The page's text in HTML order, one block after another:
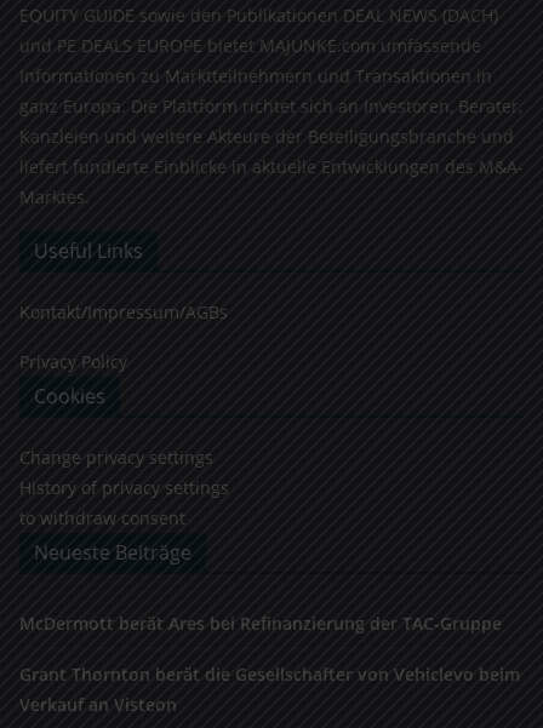
EQUITY GUIDE sowie den Publikationen DEAL NEWS (DACH)
und PE DEALS EUROPE bietet MAJUNKE.com umfassende
Informationen zu Marktteilnehmern und Transaktionen in
ganz Europa. Die Plattform richtet sich an Investoren, Berater,
Kanzleien und weitere Akteure der Beteiligungsbranche und
liefert fundierte Einblicke in aktuelle Entwicklungen des M&A-
Marktes.
Useful Links
Kontakt/Impressum/AGBs
Privacy Policy
Cookies
Change privacy settings
History of privacy settings
to withdraw consent
Neueste Beiträge
McDermott berät Ares bei Refinanzierung der TAC-Gruppe
Grant Thornton berät die Gesellschafter von Vehiclevo beim
Verkauf an Visteon